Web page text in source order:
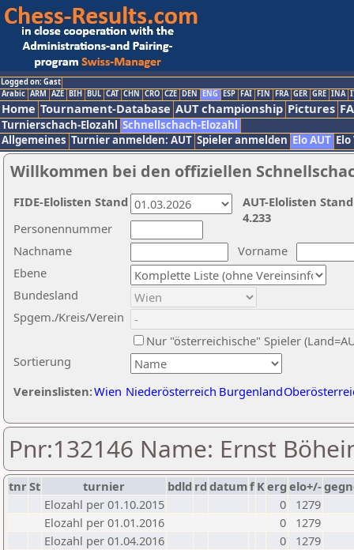
Logged on: Gast
Arabic ARM AZE BIH BUL CAT CHN CRO CZE DEN ENG ESP FAI FIN FRA GER GRE INA
Home Tournament-Database AUT championship Pictures
Turnierschach-Elozahl Schnellschach-Elozahl
Allgemeines Turnier anmelden: AUT Spieler anmelden Elo AUT
Willkommen bei den offiziellen
Nachname
Vorname
Ebene
Sortierung
Personennummer
Bundesland
Spgem./Kreis/Verein
Nur "österreichische" Spieler
Vereinslisten:Wien Niederösterreich Burgenland
AUT-Elolisten
4.233
FIDE-Elolisten Stand
Pnr:132146 Name: Ernst
tnrSt turnier bdld rd datumf Kerg elo+/-
Elozahl per 01.10.2015
0
1279
Elozahl per 01.01.2016
0
1279
Elozahl per 01.04.2016
0
1279